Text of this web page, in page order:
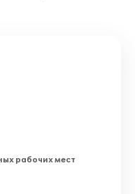
рабочих мест